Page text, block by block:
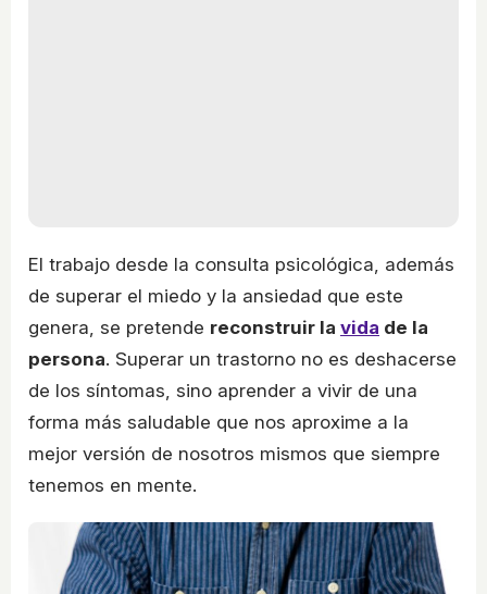
El trabajo desde la consulta psicológica, además
de superar el miedo y la ansiedad que este
genera, se pretende reconstruir la vida de la
persona. Superar un trastorno no es deshacerse
de los síntomas, sino aprender a vivir de una
forma más saludable que nos aproxime a la
mejor versión de nosotros mismos que siempre
tenemos en mente.